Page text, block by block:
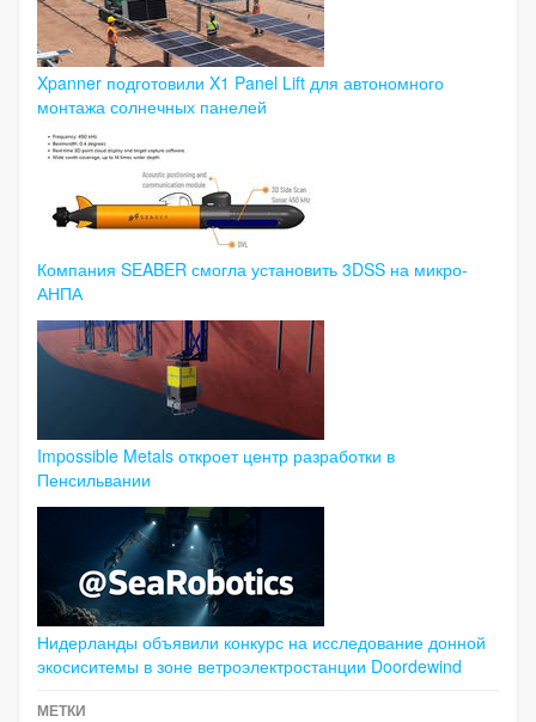
Xpanner подготовили X1 Panel Lift для автономного
монтажа солнечных панелей
Компания SEABER смогла установить 3DSS на микро-
АНПА
Impossible Metals откроет центр разработки в
Пенсильвании
Нидерланды объявили конкурс на исследование донной
экосиситемы в зоне ветроэлектростанции Doordewind
МЕТКИ